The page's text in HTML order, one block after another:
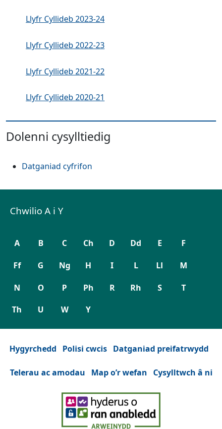
Llyfr Cyllideb 2023-24
Llyfr Cyllideb 2022-23
Llyfr Cyllideb 2021-22
Llyfr Cyllideb 2020-21
Dolenni cysylltiedig
Datganiad cyfrifon
Chwilio A i Y
A B C Ch D Dd E F
Ff G Ng H I L Ll M
N O P Ph R Rh S T
Th U W Y
Hygyrchedd Polisi cwcis Datganiad preifatrwydd
Telerau ac amodau Map o’r wefan Cysylltwch â ni